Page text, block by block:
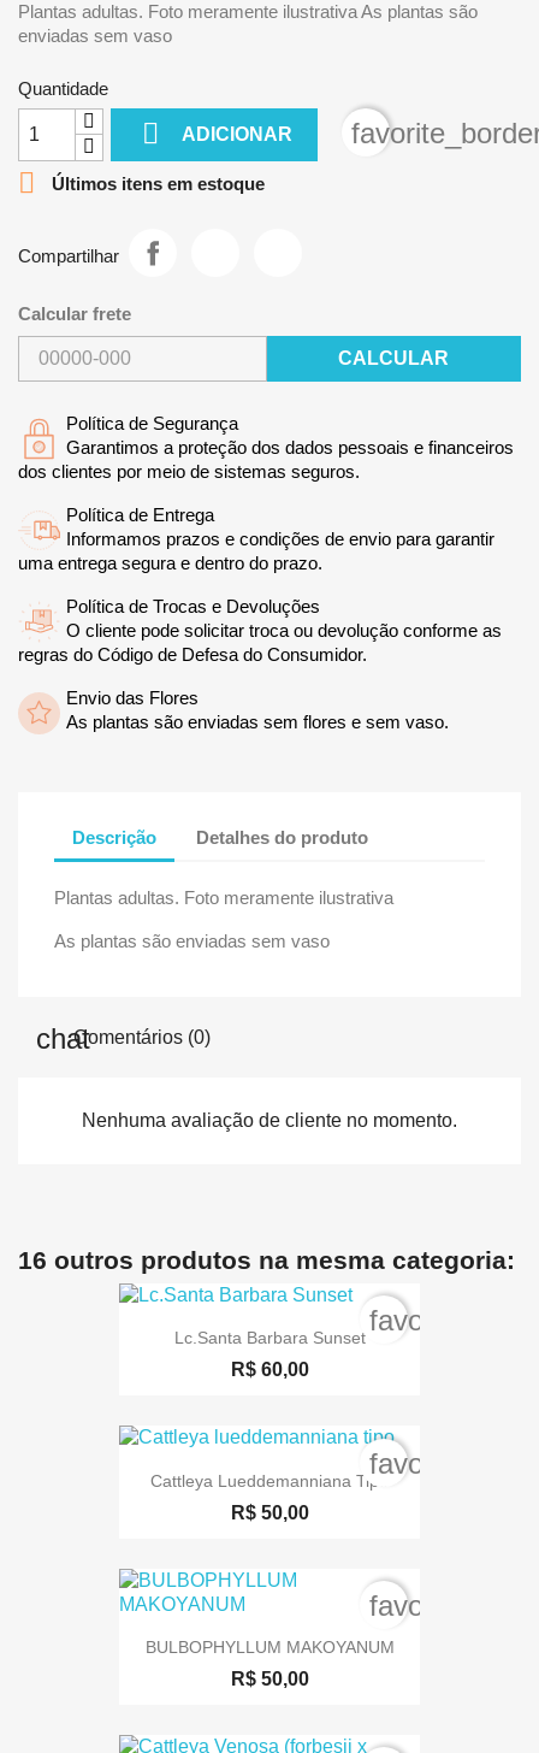
Plantas adultas. Foto meramente ilustrativa As plantas são
enviadas sem vaso
Quantidade
 ADICIONAR

Últimos itens em estoque
Compartilhar
Calcular frete
CALCULAR
Política de Segurança
Garantimos a proteção dos dados pessoais e financeiros
dos clientes por meio de sistemas seguros.
Política de Entrega
Informamos prazos e condições de envio para garantir
uma entrega segura e dentro do prazo.
Política de Trocas e Devoluções
O cliente pode solicitar troca ou devolução conforme as
regras do Código de Defesa do Consumidor.
Envio das Flores
As plantas são enviadas sem flores e sem vaso.
Descrição Detalhes do produto
Plantas adultas. Foto meramente ilustrativa
As plantas são enviadas sem vaso
Comentários (0)
Nenhuma avaliação de cliente no momento.
16 outros produtos na mesma categoria:
Lc.Santa Barbara Sunset
R$ 60,00
Cattleya Lueddemanniana Tipo
R$ 50,00
BULBOPHYLLUM MAKOYANUM
R$ 50,00